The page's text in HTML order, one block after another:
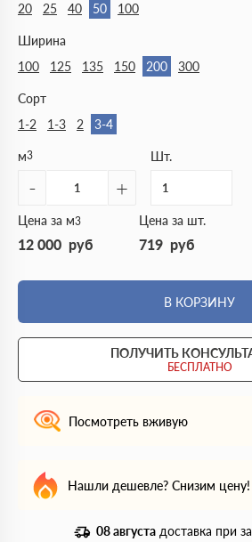
20
25 40 50 100
Ширина
100
125 135 150 200 300
Сорт
1-2
1-3 2 3-4
м3
- +
Шт.
Цена за м3
12 000 руб
Цена за шт.
719 руб
В КОРЗИНУ
ПОЛУЧИТЬ
БЕСПЛАТНО
Посмотреть вживую
Нашли дешевле? Снизим цену!
08 августа доставка при